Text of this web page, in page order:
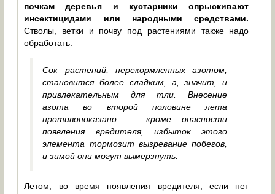
почкам деревья и кустарники опрыскивают
инсектицидами или народными средствами.
Стволы, ветки и почву под растениями также надо
обработать.
Сок растений, перекормленных азотом,
становится более сладким, а, значит, и
привлекательным для тли. Внесение
азота во второй половине лета
противопоказано — кроме опасности
появления вредителя, избыток этого
элемента тормозит вызревание побегов,
и зимой они могут вымерзнуть.
Летом, во время появления вредителя, если нет